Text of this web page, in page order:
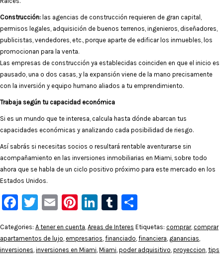
Construcción: las agencias de construcción requieren de gran capital,
permisos legales, adquisición de buenos terrenos, ingenieros, diseñadores,
publicistas, vendedores, etc., porque aparte de edificar los inmuebles, los
promocionan para la venta.
Las empresas de construcción ya establecidas coinciden en que el inicio es
pausado, una o dos casas, y la expansión viene de la mano precisamente
con la inversión y equipo humano aliados a tu emprendimiento.
Trabaja según tu capacidad económica
Si es un mundo que te interesa, calcula hasta dónde abarcan tus
capacidades económicas y analizando cada posibilidad de riesgo.
Así sabrás si necesitas socios o resultará rentable aventurarse sin
acompañamiento en las inversiones inmobiliarias en Miami, sobre todo
ahora que se habla de un ciclo positivo próximo para este mercado en los
Estados Unidos.
Facebook
Twitter
EmailPinterest
LinkedIn
Tumblr
Categories: A tener en cuenta, Areas de Interes Etiquetas: comprar, comprar
apartamentos de lujo, empresarios, financiado, financiera, ganancias,
inversiones, inversiones en Miami, Miami, poder adquisitivo, proyeccion, tips